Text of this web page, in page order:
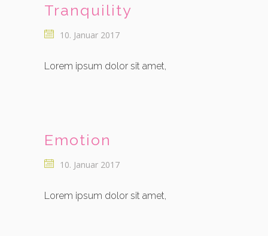
Tranquility
10. Januar 2017
Lorem ipsum dolor sit amet,
Emotion
10. Januar 2017
Lorem ipsum dolor sit amet,